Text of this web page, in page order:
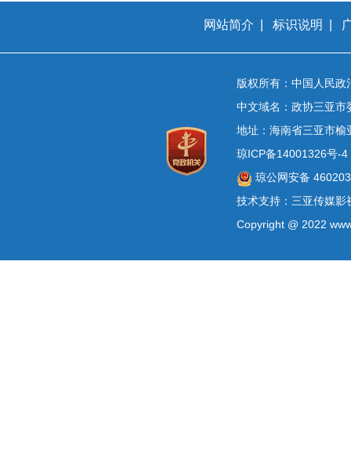
网站简介 标识说明
版权所有：中国人民
中文域名：政协三亚市
地址：海南省三亚市榆
琼ICP备14001326号-4
琼公网安备
技术支持：三亚传媒影
Copyright @ 2022